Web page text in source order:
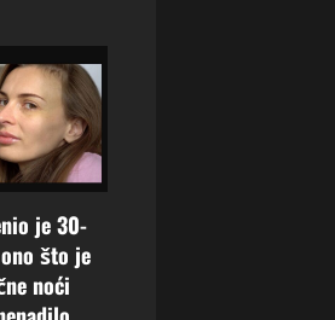
je 30-
što je
noći